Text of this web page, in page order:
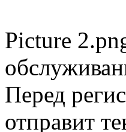
Picture
Перед
отправит